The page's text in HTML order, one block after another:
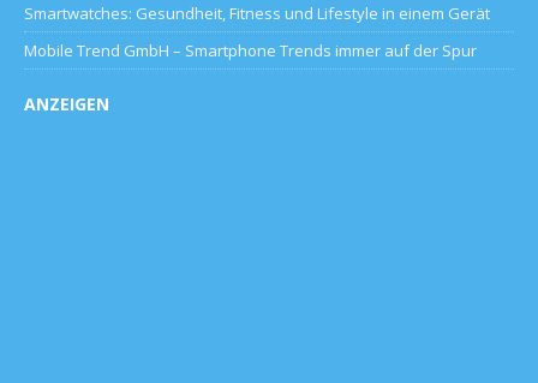
Smartwatches: Gesundheit, Fitness und Lifestyle in einem Gerät
Mobile Trend GmbH – Smartphone Trends immer auf der Spur
ANZEIGEN